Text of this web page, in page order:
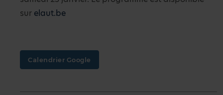
sur elaut.be
Calendrier Google